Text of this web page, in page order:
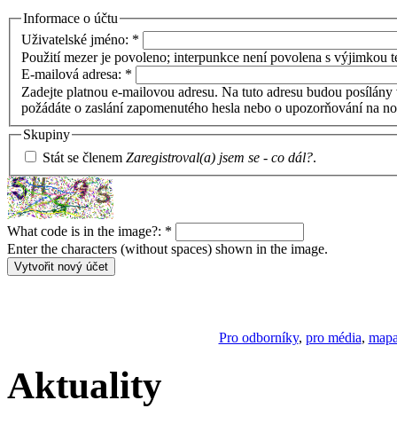
Informace o účtu
Uživatelské jméno: *
Použití mezer je povoleno; interpunkce není povolena s výjimkou
E-mailová adresa: *
Zadejte platnou e-mailovou adresu. Na tuto adresu budou
požádáte o zaslání zapomenutého hesla nebo o upozorňování na
Skupiny
Stát se členem Zaregistroval(a) jsem se - co dál?.
What code is in the image?: *
Enter the characters (without spaces) shown in the image.
Pro odborníky, pro média,
Aktuality